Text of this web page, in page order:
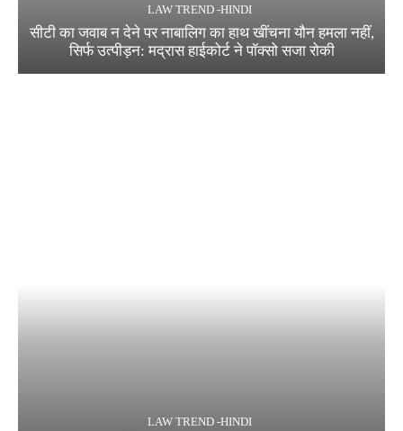
LAW TREND -HINDI
सीटी का जवाब न देने पर नाबालिग का हाथ खींचना यौन हमला नहीं,
सिर्फ उत्पीड़न: मद्रास हाईकोर्ट ने पॉक्सो सजा रोकी
LAW TREND -HINDI